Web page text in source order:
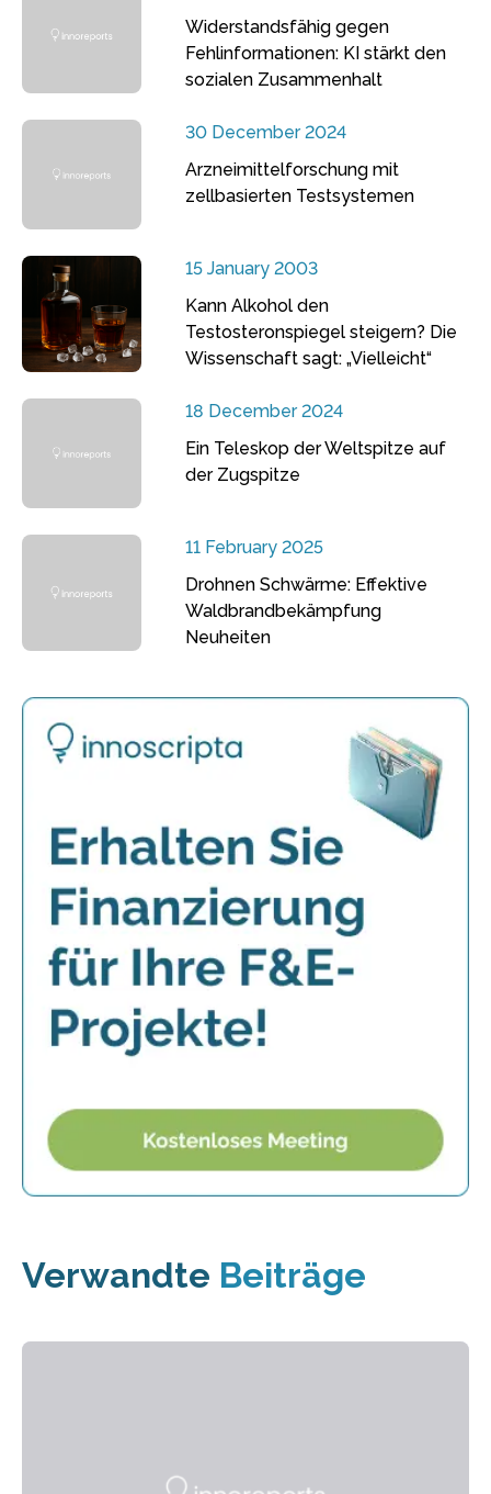
Widerstandsfähig gegen
Fehlinformationen: KI stärkt den
sozialen Zusammenhalt
30 December 2024
Arzneimittelforschung mit
zellbasierten Testsystemen
15 January 2003
Kann Alkohol den
Testosteronspiegel steigern? Die
Wissenschaft sagt: „Vielleicht“
18 December 2024
Ein Teleskop der Weltspitze auf
der Zugspitze
11 February 2025
Drohnen Schwärme: Effektive
Waldbrandbekämpfung
Neuheiten
Verwandte Beiträge